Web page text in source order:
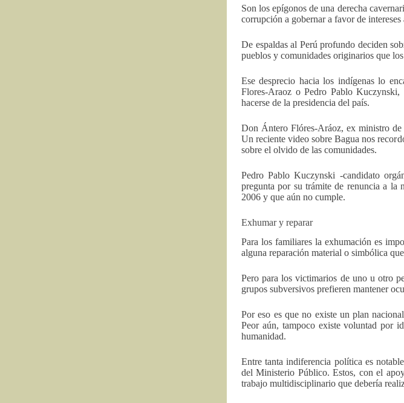
Son los epígonos de una derecha
corrupción a gobernar a favor de
De espaldas al Perú profundo deciden
pueblos y comunidades originarios que
Ese desprecio hacia los indígenas lo
Flores-Araoz o Pedro Pablo
hacerse de la presidencia del país.
Don Ántero Flóres-Aráoz, ex ministro
Un reciente video sobre Bagua nos
sobre el olvido de las comunidades.
Pedro Pablo Kuczynski -candidato
pregunta por su trámite de renuncia a la
2006 y que aún no cumple.
Exhumar y reparar
Para los familiares la exhumación es
alguna reparación material o simbólica
Pero para los victimarios de uno u otro
grupos subversivos prefieren mantener
Por eso es que no existe un plan
Peor aún, tampoco existe voluntad por
humanidad.
Entre tanta indiferencia política es
del Ministerio Público. Estos, con el
trabajo multidisciplinario que debería